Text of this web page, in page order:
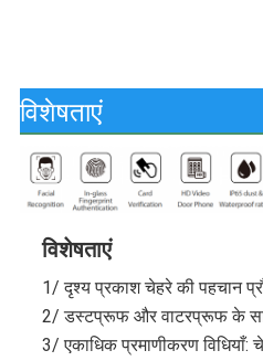
विशेषताएं
विशेषताएं
1/ दृश्य प्रकाश चेहरे की पहचान
2/ डस्टप्रूफ और वाटरप्रूफ के साथ
3/ एकाधिक प्रमाणीकरण